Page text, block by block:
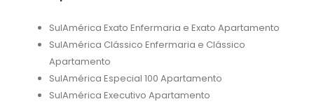
SulAmérica Exato Enfermaria e Exato Apartamento
SulAmérica Clássico Enfermaria e Clássico
Apartamento
SulAmérica Especial 100 Apartamento
SulAmérica Executivo Apartamento